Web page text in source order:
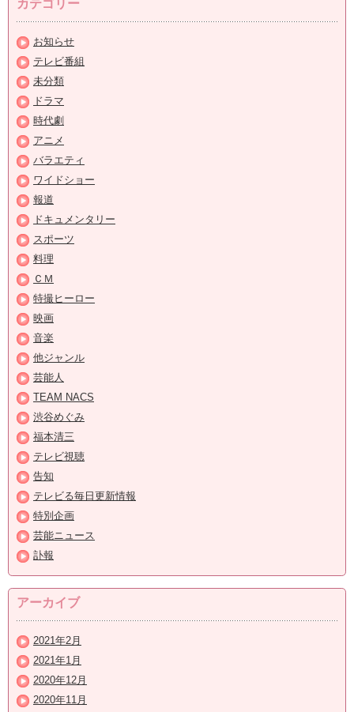
カテゴリー
お知らせ
テレビ番組
未分類
ドラマ
時代劇
アニメ
バラエティ
ワイドショー
報道
ドキュメンタリー
スポーツ
料理
ＣＭ
特撮ヒーロー
映画
音楽
他ジャンル
芸能人
TEAM NACS
渋谷めぐみ
福本清三
テレビ視聴
告知
テレビる毎日更新情報
特別企画
芸能ニュース
訃報
アーカイブ
2021年2月
2021年1月
2020年12月
2020年11月